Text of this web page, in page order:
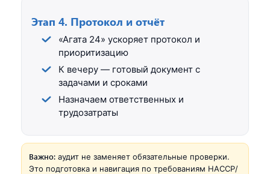
Этап 4. Протокол и отчёт
«Агата 24» ускоряет протокол и
приоритизацию
К вечеру — готовый документ с
задачами и сроками
Назначаем ответственных и
трудозатраты
Важно: аудит не заменяет обязательные проверки.
Это подготовка и навигация по требованиям HACCP/